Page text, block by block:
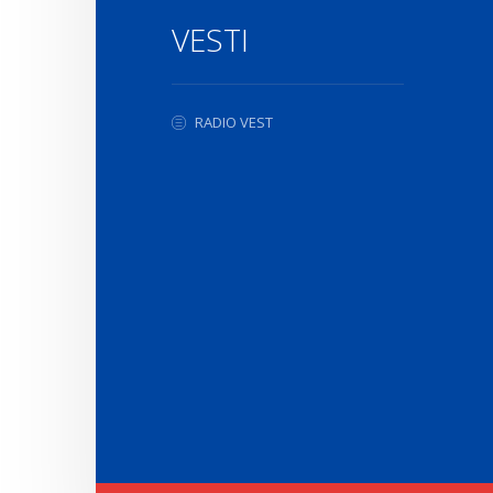
VESTI
RADIO VEST